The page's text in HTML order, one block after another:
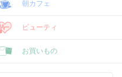
朝カフェ
ビューティ
お買いもの